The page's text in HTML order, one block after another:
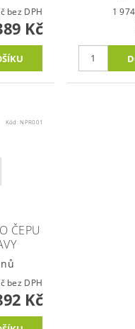
1 974,38 Kč bez DPH
Kč
Kód:NPR001
ČEPU
4 042,98 Kč bez DPH
Kč